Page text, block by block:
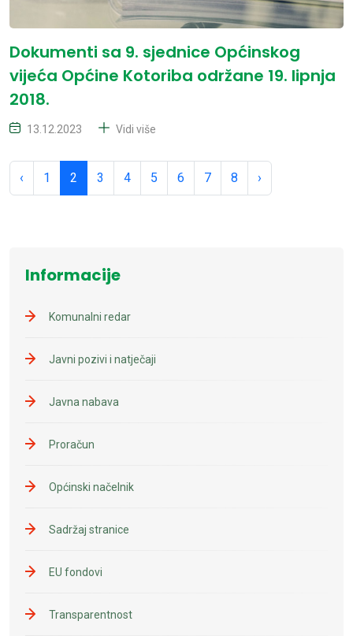
Dokumenti sa 9. sjednice Općinskog
vijeća Općine Kotoriba održane 19. lipnja
2018.
13.12.2023 Vidi više
‹ 1 2 3 4 5 6 7 8 ›
Informacije
Komunalni redar
Javni pozivi i natječaji
Javna nabava
Proračun
Općinski načelnik
Sadržaj stranice
EU fondovi
Transparentnost